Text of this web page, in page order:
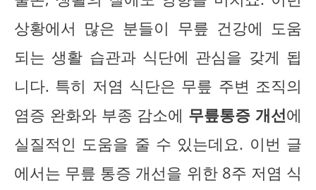
상황에서 많은 분들이 무릎 건강에 도움
되는 생활 습관과 식단에 관심을 갖게 됩
니다. 특히 저염 식단은 무릎 주변 조직의
염증 완화와 부종 감소에 무릎통증 개선에
실질적인 도움을 줄 수 있는데요. 이번 글
에서는 무릎 통증 개선을 위한 8주 저염 식